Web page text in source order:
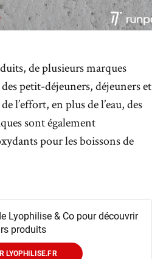
de plusieurs marques
petit-déjeuners, déjeuners et
l’effort, en plus de l’eau, des
sont également
pour les boissons de
Lyophilise & Co pour découvrir
produits
LYOPHILISE.FR